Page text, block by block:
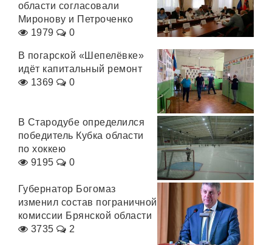
области согласовали
Миронову и Петроченко
1979
0
В погарской «Шепелёвке»
идёт капитальный ремонт
1369
0
В Стародубе определился
победитель Кубка области
по хоккею
9195
0
Губернатор Богомаз
изменил состав пограничной
комиссии Брянской области
3735
2